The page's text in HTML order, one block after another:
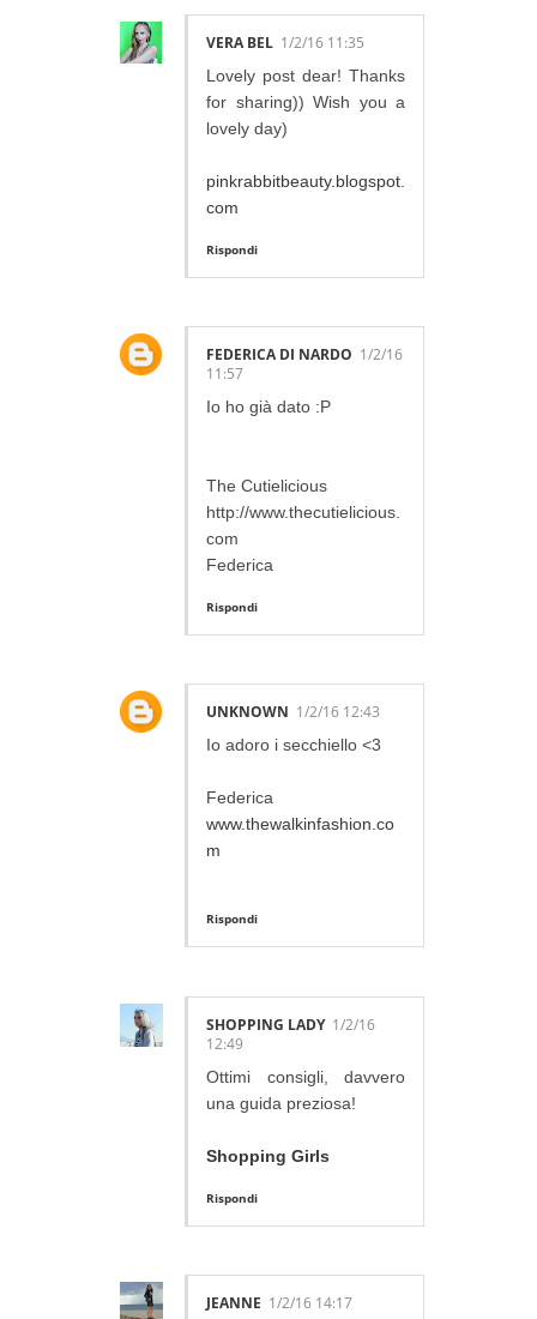
VERA BEL 1/2/16 11:35
Lovely post dear! Thanks
for sharing)) Wish you a
lovely day)
pinkrabbitbeauty.blogspot.
com
Rispondi
FEDERICA DI NARDO 1/2/16
11:57
Io ho già dato :P
The Cutielicious
http://www.thecutielicious.
com
Federica
Rispondi
UNKNOWN 1/2/16 12:43
Io adoro i secchiello <3
Federica
www.thewalkinfashion.co
m
Rispondi
SHOPPING LADY 1/2/16
12:49
Ottimi consigli, davvero
una guida preziosa!
Shopping Girls
Rispondi
JEANNE 1/2/16 14:17